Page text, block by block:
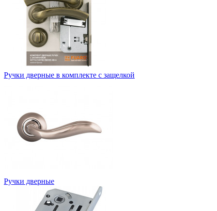
Ручки дверные в комплекте с защелкой
Ручки дверные